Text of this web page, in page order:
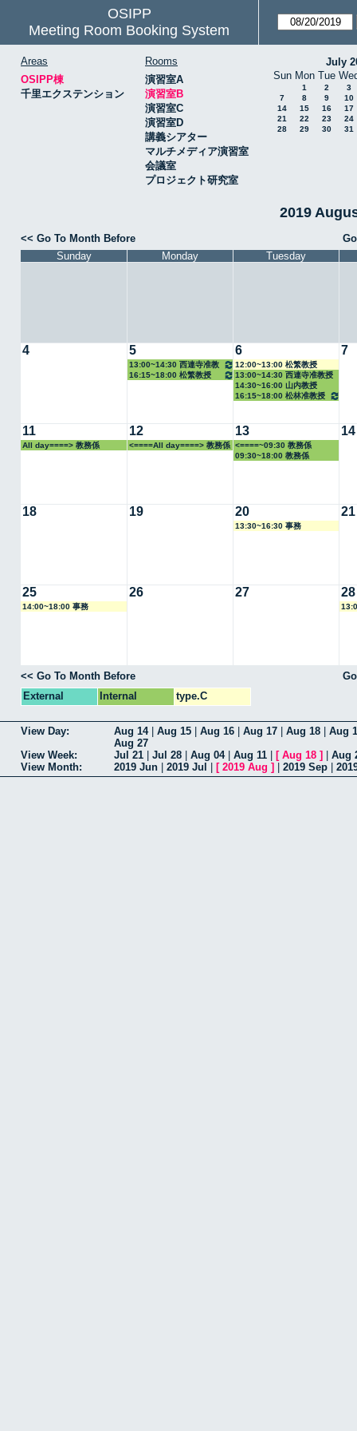
OSIPP
Meeting Room Booking System
Areas
OSIPP棟
千里エクステンション
Rooms
演習室A
演習室B
演習室C
演習室D
講義シアター
マルチメディア演習室
会議室
プロジェクト研究室
July
Sun Mon Tue
1 2
3
7
8 9
10
14
15 16
17
21
22 23
24
28
29 30 31
2019
<< Go To Month Before
Sunday
Monday Tuesday
4 5
13:00~14:30 西連寺准教
授
16:15~18:00 松繁教授
6
12:00~13:00 松繁教授
13:00~14:30 西連寺准教授
14:30~16:00 山内教授
16:15~18:00 松林准教授
7
11
All day====> 教務係
12
<====All day====> 教務係
13
<====~09:30 教務係
09:30~18:00 教務係
14
18 19 20
13:30~16:30 事務
21
25
14:00~18:00 事務
26 27 28
<< Go To Month Before
External
Internal type.C
View Day: Aug 14| Aug 15 Aug 16 Aug 17 Aug 18
Aug
Aug 27
View Week:
Jul 21 Jul 28 Aug 04| Aug 11 [ Aug 18 ]
Aug
View Month:
2019 Jun 2019 Jul [ 2019 Aug ] 2019 Sep